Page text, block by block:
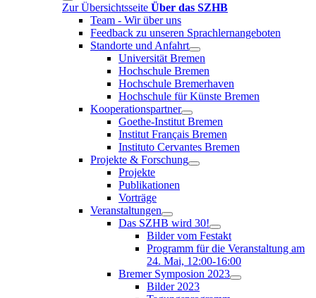
Zur Übersichtsseite Über das SZHB
Team - Wir über uns
Feedback zu unseren Sprachlernangeboten
Standorte und Anfahrt
Universität Bremen
Hochschule Bremen
Hochschule Bremerhaven
Hochschule für Künste Bremen
Kooperationspartner
Goethe-Institut Bremen
Institut Français Bremen
Instituto Cervantes Bremen
Projekte & Forschung
Projekte
Publikationen
Vorträge
Veranstaltungen
Das SZHB wird 30!
Bilder vom Festakt
Programm für die Veranstaltung am
24. Mai, 12:00-16:00
Bremer Symposion 2023
Bilder 2023